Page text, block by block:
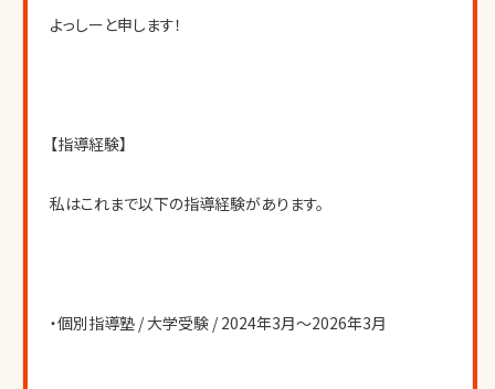
よっしーと申します！
【指導経験】
私はこれまで以下の指導経験があります。
・個別指導塾 / 大学受験 / 2024年3月〜2026年3月